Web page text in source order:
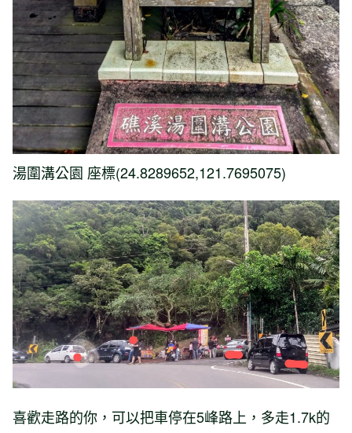
湯圍溝公園 座標(24.8289652,121.7695075)
喜歡走路的你，可以把車停在5峰路上，多走1.7k的